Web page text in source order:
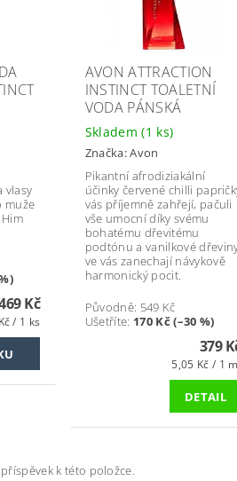
vlasy
muže
Kč
/ 1 ks
AVON ATTRACTION
INSTINCT TOALETNÍ
VODA PÁNSKÁ
Skladem(1 ks)
Značka:Avon
Pikantní afrodiziakální
účinky červené chilli
vás příjemně zahřejí, pačuli
vše umocní díky svému
bohatému dřevitému
podtónu a vanilkové
ve vás zanechají návykově
harmonický pocit.
Původně: 549 Kč
Ušetříte: 170 Kč (–30 %)
379
5,05 Kč / 1
DETAIL
k této položce.